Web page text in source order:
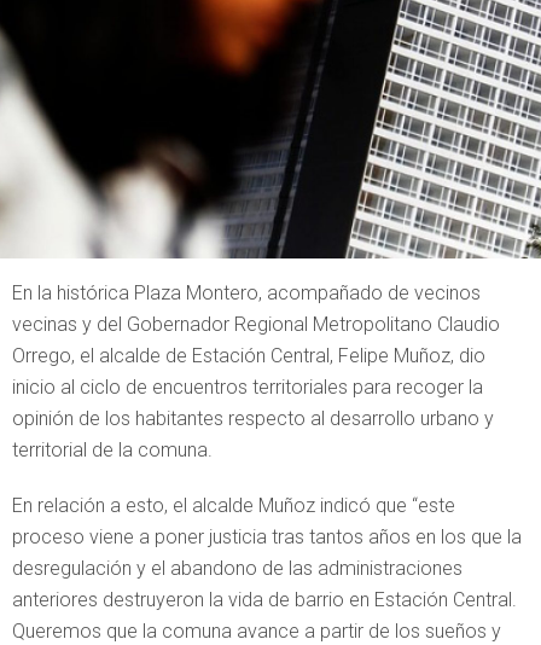
En la histórica Plaza Montero, acompañado de vecinos
vecinas y del Gobernador Regional Metropolitano Claudio
Orrego, el alcalde de Estación Central, Felipe Muñoz, dio
inicio al ciclo de encuentros territoriales para recoger la
opinión de los habitantes respecto al desarrollo urbano y
territorial de la comuna.
En relación a esto, el alcalde Muñoz indicó que “este
proceso viene a poner justicia tras tantos años en los que la
desregulación y el abandono de las administraciones
anteriores destruyeron la vida de barrio en Estación Central.
Queremos que la comuna avance a partir de los sueños y